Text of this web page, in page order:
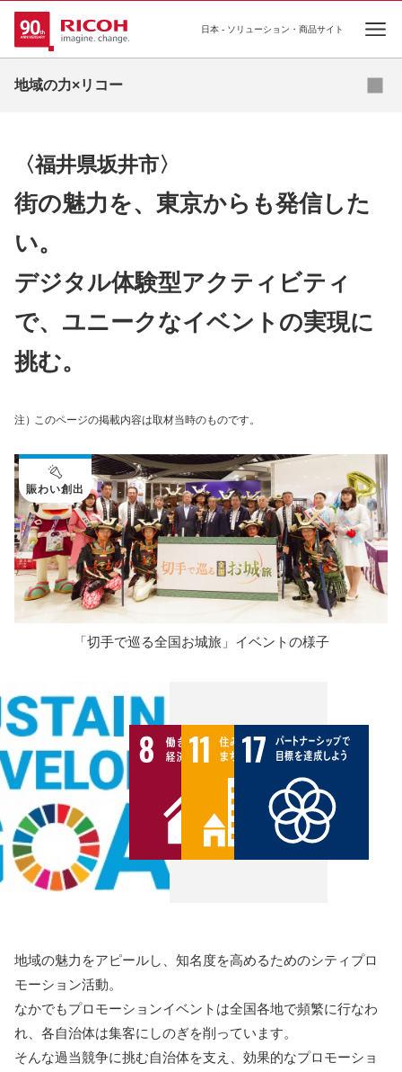
日本 - ソリューション・商品サイト
地域の力×リコー
今までの取り組み（包括連携協定）
〈福井県坂井市〉
街の魅力を、東京からも発信した
い。
デジタル体験型アクティビティ
で、ユニークなイベントの実現に
挑む。
注）このページの掲載内容は取材当時のものです。
「切手で巡る全国お城旅」イベントの様子
賑わい創出
地域の魅力をアピールし、知名度を高めるためのシティプロ
モーション活動。
なかでもプロモーションイベントは全国各地で頻繁に行なわ
れ、 各自治体は集客にしのぎを削っています。
そんな過当競争に挑む自治体を支え、効果的なプロモーショ